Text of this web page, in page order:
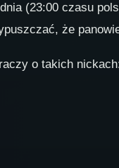
(23:00 czasu
że
o takich